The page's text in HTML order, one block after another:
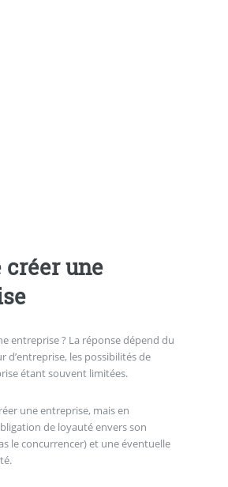
créer une
entreprise ? La réponse dépend du
d’entreprise, les possibilités de
étant souvent limitées.
une entreprise, mais en
de loyauté envers son
le concurrencer) et une éventuelle